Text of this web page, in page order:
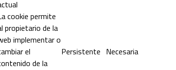
cookie permite
propietario de la
implementar o
el
de la
Persistente Necesaria